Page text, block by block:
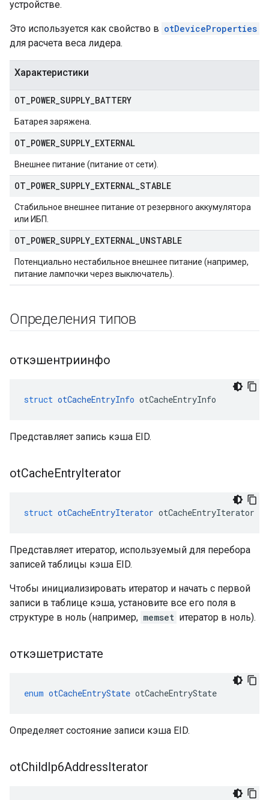
устройстве.
Это используется как свойство в otDeviceProperties
для расчета веса лидера.
Характеристики
OT POWER SUPPLY BATTERY
Батарея заряжена.
OT POWER SUPPLY EXTERNAL
Внешнее питание (питание от сети).
OT POWER SUPPLY EXTERNAL STABLE
Стабильное внешнее питание от резервного аккумулятора
или ИБП.
OT POWER SUPPLY EXTERNAL UNSTABLE
Потенциально нестабильное внешнее питание (например,
питание лампочки через выключатель).
Определения типов
откэшентриинфо
struct otCacheEntryInfo otCacheEntryInfo
Представляет запись кэша EID.
otCacheEntryIterator
struct otCacheEntryIterator otCacheEntryIterator
Представляет итератор, используемый для перебора
записей таблицы кэша EID.
Чтобы инициализировать итератор и начать с первой
записи в таблице кэша, установите все его поля в
структуре в ноль (например, memset итератор в ноль).
откэшетристате
enum otCacheEntryState otCacheEntryState
Определяет состояние записи кэша EID.
otChildIp6AddressIterator